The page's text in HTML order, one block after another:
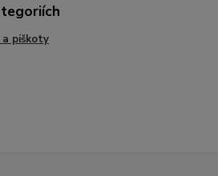
piškoty